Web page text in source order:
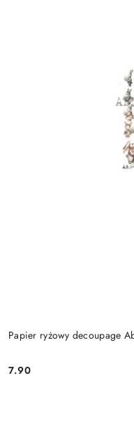
Papier ryżowy decoupage
Cena:
7.90